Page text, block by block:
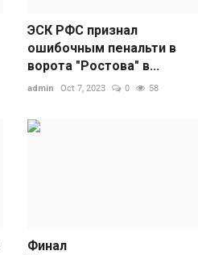
ЭСК РФС признал
ошибочным пенальти в
ворота "Ростова" в...
admin Oct 7, 2023 0 58
Финал